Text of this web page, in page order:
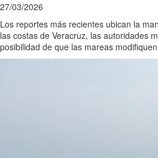
27/03/2026
Los reportes más recientes ubican la
las costas de Veracruz, las autoridades
posibilidad de que las mareas